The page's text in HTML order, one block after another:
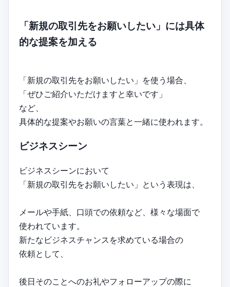
「新規の取引先をお願いしたい」には具体
的な提案を加える
「新規の取引先をお願いしたい」を使う場合、
「ぜひご紹介いただけますと幸いです」
など、
具体的な提案やお願いの言葉と一緒に使われます。
ビジネスシーン
ビジネスシーンにおいて
「新規の取引先をお願いしたい」という表現は、
メールや手紙、口頭での依頼など、様々な場面で
使われています。
新たなビジネスチャンスを求めている場合の
依頼として、
後日そのことへのお礼やフォローアップの際に